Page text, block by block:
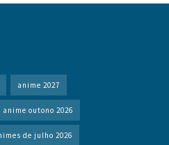
anime 2027
anime outono 2026
de julho 2026